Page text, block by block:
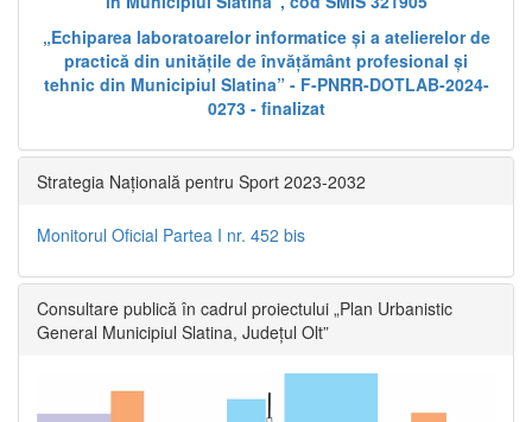
„Echiparea laboratoarelor informatice și a atelierelor de
practică din unitățile de învățământ profesional și
tehnic din Municipiul Slatina” - F-PNRR-DOTLAB-2024-
0273 - finalizat
Strategia Națională pentru Sport 2023-2032
Monitorul Oficial Partea I nr. 452 bis
Consultare publică în cadrul proiectului „Plan Urbanistic
General Municipiul Slatina, Județul Olt”